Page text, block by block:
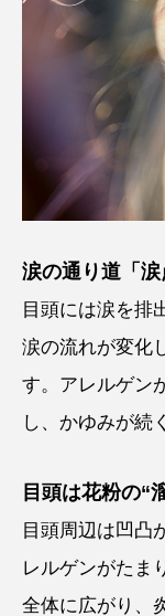
涙の通り道「
目頭には涙を排
涙の流れが変化
す。アレルゲン
し、かゆみが続
目頭は花粉の“
目頭周辺は凹凸
レルゲンがたま
全体に広がり、